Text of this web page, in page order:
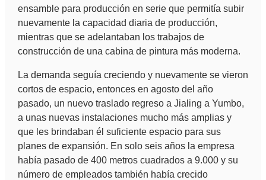
ensamble para producción en serie que permitía subir
nuevamente la capacidad diaria de producción,
mientras que se adelantaban los trabajos de
construcción de una cabina de pintura más moderna.
La demanda seguía creciendo y nuevamente se vieron
cortos de espacio, entonces en agosto del año
pasado, un nuevo traslado regreso a Jialing a Yumbo,
a unas nuevas instalaciones mucho más amplias y
que les brindaban él suficiente espacio para sus
planes de expansión. En solo seis años la empresa
había pasado de 400 metros cuadrados a 9.000 y su
número de empleados también había crecido